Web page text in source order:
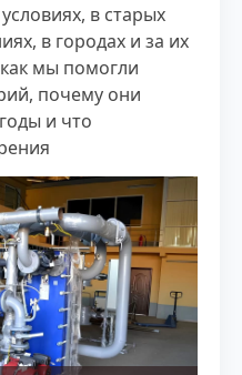
в старых
в городах и за их
мы помогли
почему они
и что